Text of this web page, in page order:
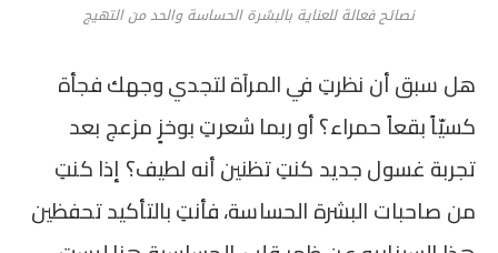
نصائح فعالة للعناية بالبشرة الحساسة والحد من التهيج
هل سبق أن نظرتِ في المرآة لتجدي وجهك فجأة
كسيّاً بقعاً حمراء؟ أو ربما شعرتِ بوخزٍ مزعج بعد
تجربة غسول جديد كنتِ تظنين أنه لطيف؟ إذا كنتِ
من صاحبات البشرة الحساسة، فأنتِ بالتأكيد تحفظين